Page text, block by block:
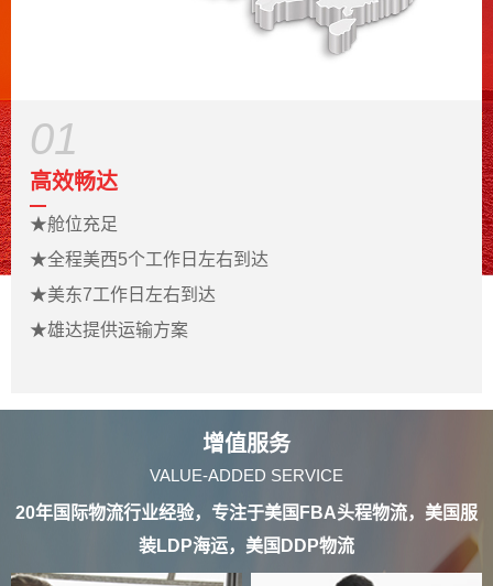
01
高效畅达
★舱位充足
★全程美西5个工作日左右到达
★美东7工作日 左右到达
★雄达提供运输方案
增值服务
VALUE-ADDED SERVICE
20年国际物流行业经验，专注于美国FBA头程物流，美国服
装LDP海运，美国DDP物流